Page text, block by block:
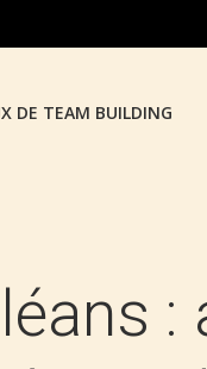
DE TEAM BUILDING